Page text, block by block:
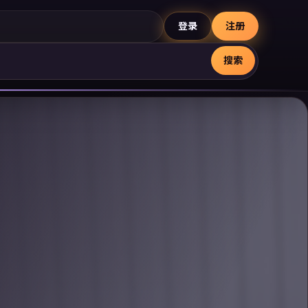
登录 注册
搜索